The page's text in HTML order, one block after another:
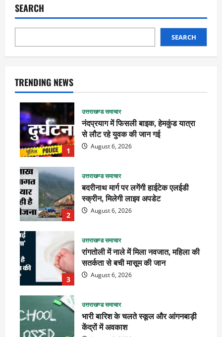
SEARCH
SEARCH
TRENDING NEWS
1
उत्तराखण्ड समाचार
नंदप्रयाग में फिसली बाइक, हेमकुंड यात्रा
से लौट रहे युवक की जान गई
August 6, 2026
2
उत्तराखण्ड समाचार
बदरीनाथ मार्ग पर लगेंगी हाईटेक एलईडी
स्क्रीन, मिलेगी लाइव अपडेट
August 6, 2026
3
उत्तराखण्ड समाचार
रांगतोली में नाले में मिला नवजात, महिला की
सतर्कता से बची मासूम की जान
August 6, 2026
उत्तराखण्ड समाचार
भारी बारिश के चलते स्कूल और आंगनबाड़ी
केंद्रों में अवकाश